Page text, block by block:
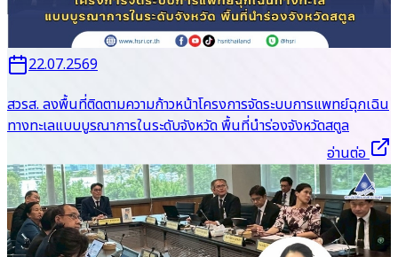
22.07.2569
สวรส. ลงพื้นที่ติดตามความก้าวหน้าโครงการจัดระบบการแพทย์ฉุกเฉิน
ทางทะเลแบบบูรณาการในระดับจังหวัด พื้นที่นำร่องจังหวัดสตูล
อ่านต่อ